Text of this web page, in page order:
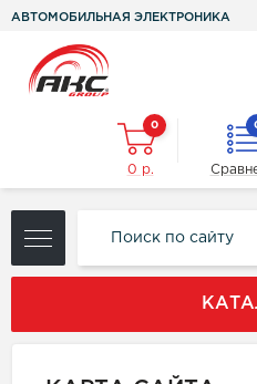
АВТОМОБИЛЬНАЯ ЭЛЕКТРОНИКА
0
0 р.